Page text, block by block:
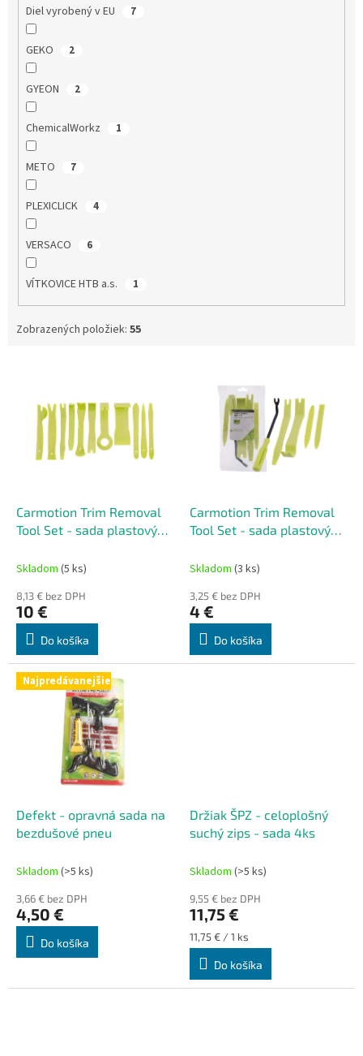
Diel vyrobený v EU 7
GEKO 2
GYEON 2
ChemicalWorkz 1
METO 7
PLEXICLICK 4
VERSACO 6
VÍTKOVICE HTB a.s. 1
Zobrazených položiek: 55
Carmotion Trim Removal
Tool Set - sada plastových
čalúnenia – 11 ks
Skladom (5 ks)
8,13 € bez DPH
10 €
Do košíka
Carmotion Trim Removal
Tool Set - sada plastových
čalúnenia – 5 ks
Skladom (3 ks)
3,25 € bez DPH
4 €
Do košíka
Najpredávanejšie
Defekt - opravná sada na
bezdušové pneu
Skladom (>5 ks)
3,66 € bez DPH
4,50 €
Do košíka
Držiak ŠPZ - celoplošný
suchý zips - sada 4ks
Skladom (>5 ks)
9,55 € bez DPH
11,75 €
Jednotková
cena:
11,75 € / 1 ks
Do košíka